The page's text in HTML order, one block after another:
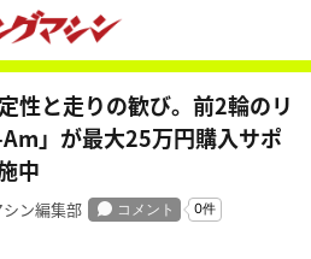
性と走りの歓び。前2輪のリ
」が最大25万円購入サポ
中
ン編集部